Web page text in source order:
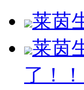
莱茵
莱茵
了！！